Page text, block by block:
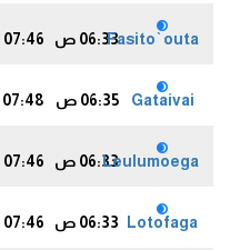
Fasito`outa06:33 ص 07:46 ص
Gataivai 06:35 ص 07:48 ص
Leulumoega06:33 ص 07:46 ص
Lotofaga 06:33 ص 07:46 ص